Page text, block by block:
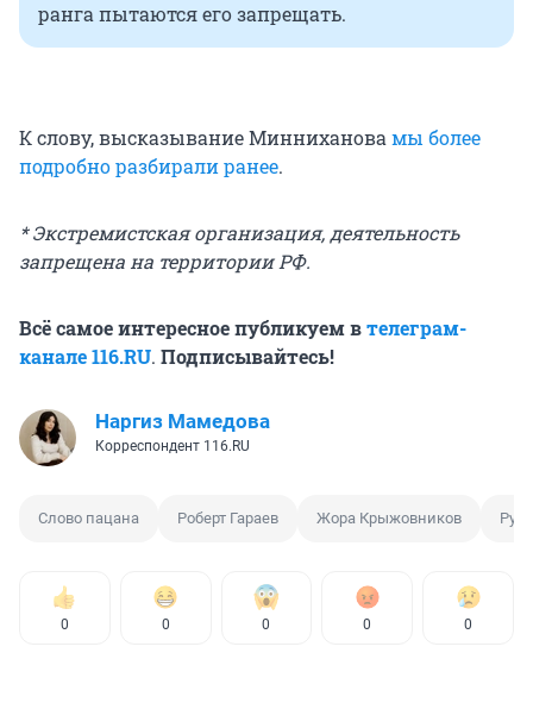
ранга пытаются его запрещать.
К слову, высказывание Миннихановамы более
подробно разбирали ранее.
* Экстремистская организация, деятельность
запрещена на территории РФ.
Всё самое интересное публикуем втелеграм-
канале 116.RU. Подписывайтесь!
Наргиз Мамедова
Корреспондент 116.RU
Слово пацана Роберт Гараев Жора Крыжовников
0 0 0 0 0